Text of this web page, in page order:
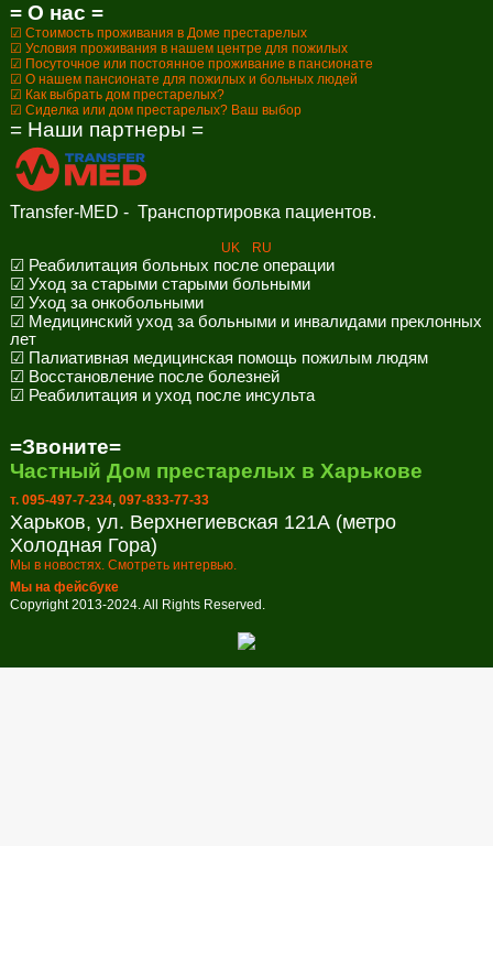
= О нас =
☑ Стоимость проживания в Доме престарелых
☑ Условия проживания в нашем центре для пожилых
☑ Посуточное или постоянное проживание в пансионате
☑ О нашем пансионате для пожилых и больных людей
☑ Как выбрать дом престарелых?
☑ Сиделка или дом престарелых? Ваш выбор
= Наши партнеры =
Transfer-MED - Транспортировка пациентов.
UK RU
☑ Реабилитация больных после операции
☑ Уход за старыми старыми больными
☑ Уход за онкобольными
☑ Медицинский уход за больными и инвалидами преклонных
лет
☑ Палиативная медицинская помощь пожилым людям
☑ Восстановление после болезней
☑ Реабилитация и уход после инсульта
=Звоните=
Частный Дом престарелых в Харькове
т. 095-497-7-234, 097-833-77-33
Харьков, ул. Верхнегиевская 121А (метро
Холодная Гора)
Мы в новостях. Смотреть интервью.
Мы на фейсбуке
Copyright 2013-2024. All Rights Reserved.